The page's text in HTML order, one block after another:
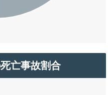
亡事故割合